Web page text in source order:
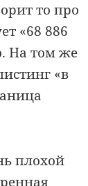
то про
«68 886
На том же
«в
плохой